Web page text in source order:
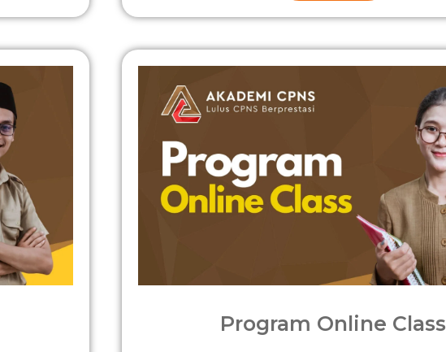
Program Online Class